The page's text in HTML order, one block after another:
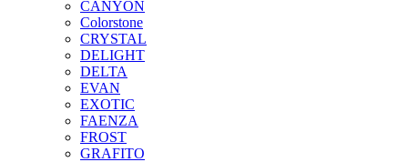
CANYON
Colorstone
CRYSTAL
DELIGHT
DELTA
EVAN
EXOTIC
FAENZA
FROST
GRAFITO